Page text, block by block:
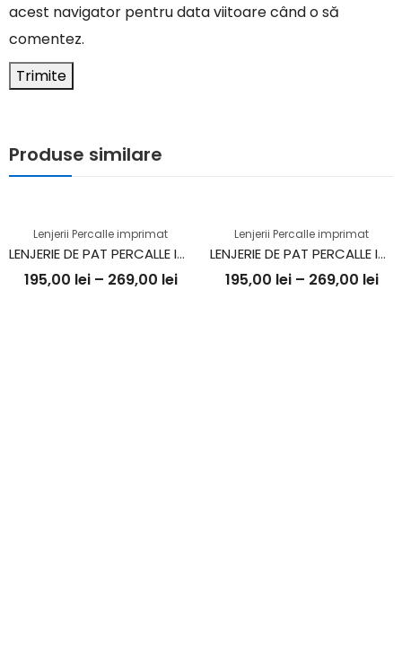
acest navigator pentru data viitoare când o să
comentez.
Produse similare
Lenjerii Percalle imprimat
LENJERIE DE PAT PERCALLE IMPRIMAT (PRC27)
195,00 lei – 269,00 lei
Lenjerii Percalle imprimat
LENJERIE DE PAT PERCALLE IMPRIMAT (PRC73)
195,00 lei – 269,00 lei